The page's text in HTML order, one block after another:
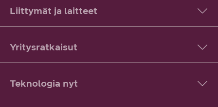
Liittymät ja laitteet
Yritysratkaisut
Teknologia nyt